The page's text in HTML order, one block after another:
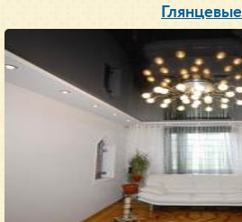
Глянцевые